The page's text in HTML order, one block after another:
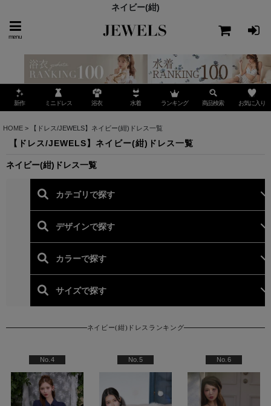
ネイビー(紺)
menu
新作 ミニドレス 浴衣 水着 ランキング 商品検索 お気に入り
HOME > 【ドレス/JEWELS】ネイビー(紺)ドレス一覧
【ドレス/JEWELS】ネイビー(紺)ドレス一覧
ネイビー(紺)ドレス一覧
ネイビー(紺)ドレスランキング
人気ランキング (ネイビー
No.4 No.5 No.6